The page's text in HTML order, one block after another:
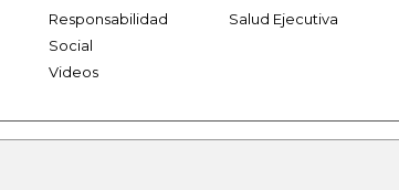
Responsabilidad
Social
Salud Ejecutiva
Videos